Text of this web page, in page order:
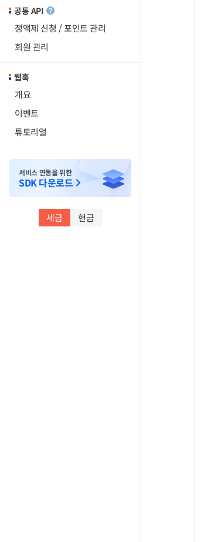
공통 API
정액제 신청 / 포인트 관리
회원 관리
웹훅
개요
이벤트
튜토리얼
서비스 연동을 위한
SDK 다운로드
세금 현금